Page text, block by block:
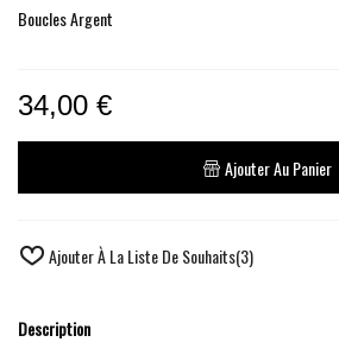
Boucles Argent
34,00 €
Ajouter Au Panier
Ajouter À La Liste De Souhaits(3)
Description